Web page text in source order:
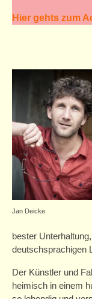
Hier gehts zum
Jan Deicke
bester
deutschsprachigen
Der Künstler und
heimisch in einem